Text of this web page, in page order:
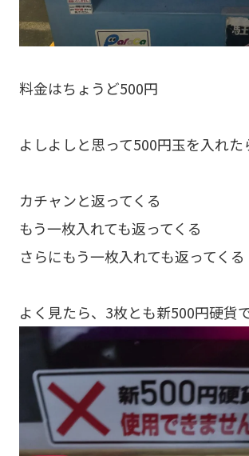
料金はちょうど500円
よしよしと思って500円玉を入れた
カチャンと返ってくる
もう一枚入れても返ってくる
さらにもう一枚入れても返ってくる
よく見たら、3枚とも新500円硬貨